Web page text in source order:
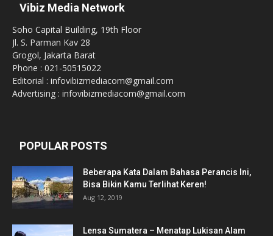
Vibiz Media Network
Soho Capital Building, 19th Floor
Jl. S. Parman Kav 28
Grogol, Jakarta Barat
Phone : 021-50515022
Editorial : infovibizmediacom@gmail.com
Advertising : infovibizmediacom@gmail.com
POPULAR POSTS
Beberapa Kata Dalam Bahasa Perancis Ini,
Bisa Bikin Kamu Terlihat Keren!
Aug 12, 2019
Lensa Sumatera – Menatap Lukisan Alam